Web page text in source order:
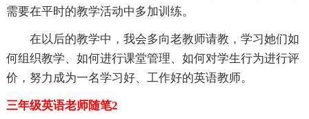
需要在平时的教学活动中多加训练。
在以后的教学中，我会多向老教师请教，学习她们如
何组织教学、如何进行课堂管理、如何对学生行为进行评
价，努力成为一名学习好、工作好的英语教师。
三年级英语老师随笔2